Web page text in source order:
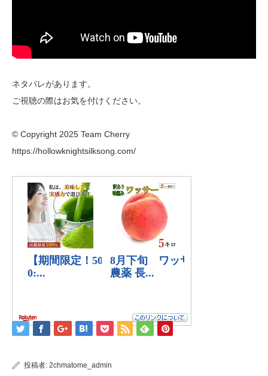
ネタバレがあります。
ご視聴の際はお気を付けください。
© Copyright 2025 Team Cherry
https://hollowknightsilksong.com/
投稿者: 2chmatome_admin